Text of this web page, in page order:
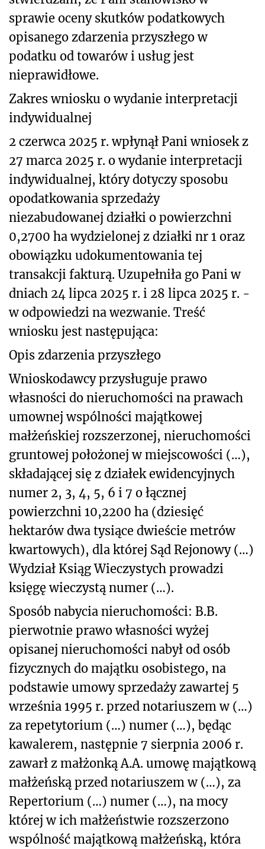
sprawie oceny skutków podatkowych
opisanego zdarzenia przyszłego w
podatku od towarów i usług jest
nieprawidłowe.
Zakres wniosku o wydanie interpretacji
indywidualnej
2 czerwca 2025 r. wpłynął Pani wniosek z
27 marca 2025 r. o wydanie interpretacji
indywidualnej, który dotyczy sposobu
opodatkowania sprzedaży
niezabudowanej działki o powierzchni
0,2700 ha wydzielonej z działki nr 1 oraz
obowiązku udokumentowania tej
transakcji fakturą. Uzupełniła go Pani w
dniach 24 lipca 2025 r. i 28 lipca 2025 r. -
w odpowiedzi na wezwanie. Treść
wniosku jest następująca:
Opis zdarzenia przyszłego
Wnioskodawcy przysługuje prawo
własności do nieruchomości na prawach
umownej wspólności majątkowej
małżeńskiej rozszerzonej, nieruchomości
gruntowej położonej w miejscowości (…),
składającej się z działek ewidencyjnych
numer 2, 3, 4, 5, 6 i 7 o łącznej
powierzchni 10,2200 ha (dziesięć
hektarów dwa tysiące dwieście metrów
kwartowych), dla której Sąd Rejonowy (…)
Wydział Ksiąg Wieczystych prowadzi
księgę wieczystą numer (…).
Sposób nabycia nieruchomości: B.B.
pierwotnie prawo własności wyżej
opisanej nieruchomości nabył od osób
fizycznych do majątku osobistego, na
podstawie umowy sprzedaży zawartej 5
września 1995 r. przed notariuszem w (…)
za repetytorium (…) numer (…), będąc
kawalerem, następnie 7 sierpnia 2006 r.
zawarł z małżonką A.A. umowę majątkową
małżeńską przed notariuszem w (…), za
Repertorium (…) numer (…), na mocy
której w ich małżeństwie rozszerzono
wspólność majątkową małżeńską, która